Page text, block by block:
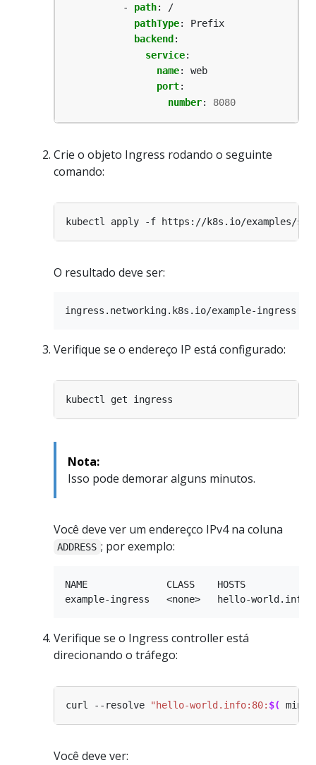
- path:
/
pathType:
Prefix
backend :
service:
name:
web
port:
number: 8080
Crie o objeto Ingress rodando o seguinte
comando:
O resultado deve ser:
Verifique se o endereço IP está configurado:
Nota:
Isso pode demorar alguns minutos.
Você deve ver um endereçco IPv4 na coluna
ADDRESS ; por exemplo:
NAME              CLASS    HOSTS
Verifique se o Ingress controller está
direcionando o tráfego:
curl --resolve "hello-world.info:80: $(
Você deve ver: